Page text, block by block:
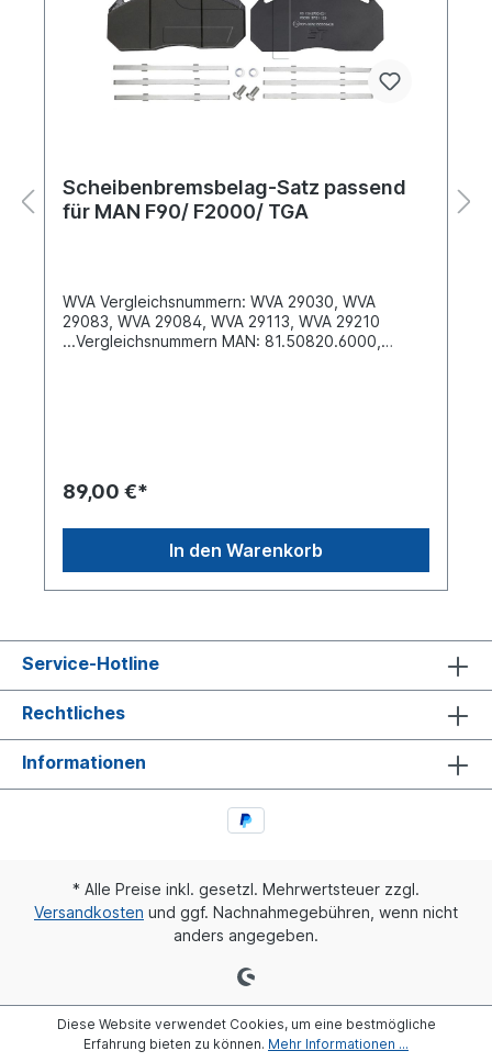
Scheibenbremsbelag-Satz passend
für MAN F90/ F2000/ TGA
WVA Vergleichsnummern: WVA 29030, WVA
29083, WVA 29084, WVA 29113, WVA 29210
...Vergleichsnummern MAN: 81.50820.6000,
Anwendung für Es handelt sich nicht um einen
89,00 €*
In den Warenkorb
Service-Hotline
Rechtliches
Informationen
* Alle Preise inkl. gesetzl. Mehrwertsteuer zzgl.
Versandkosten und ggf. Nachnahmegebühren, wenn nicht
anders angegeben.
Diese Website verwendet Cookies, um eine bestmögliche
Erfahrung bieten zu können. Mehr Informationen ...